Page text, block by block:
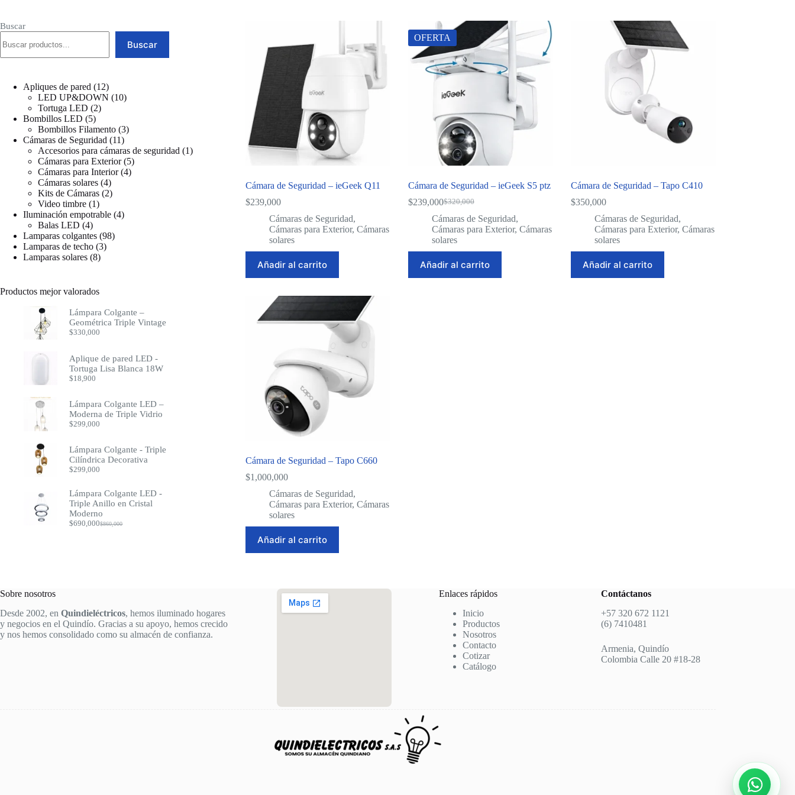
Cámara de Seguridad – ieGeek Q11
$239,000
Cámaras de Seguridad,
Cámaras para Exterior, Cámaras
solares
Añadir al carrito
OFERTA
Cámara de Seguridad – ieGeek S5 ptz
$320,000
Original
price
was:
$320,000.
$239,000Current
price
is:
$239,000.
Cámaras de Seguridad,
Cámaras para Exterior, Cámaras
solares
Añadir al carrito
Cámara de Seguridad – Tapo C410
$350,000
Cámaras de Seguridad,
Cámaras para Exterior, Cámaras
solares
Añadir al carrito
Cámara de Seguridad – Tapo C660
$1,000,000
Cámaras de Seguridad,
Cámaras para Exterior, Cámaras
solares
Añadir al carrito
Buscar
Buscar
Apliques de pared 1212
productos
LED UP&DOWN 1010
Tortuga LED 22
Bombillos LED 55
productos
Bombillos Filamento 33
Cámaras de Seguridad 1111
productos
Accesorios para cámaras de seguridad 11
Cámaras para Exterior 55
productos
Cámaras para Interior 44
Cámaras solares 44
productos
Kits de Cámaras 22
Video timbre 11
producto
Iluminación empotrable 44
Balas LED 44
productos
Lamparas colgantes 9898
Lamparas de techo 33
Lamparas solares 88
Productos mejor valorados
Lámpara Colgante –
Geométrica Triple Vintage
$330,000
Aplique de pared LED -
Tortuga Lisa Blanca 18W
$18,900
Lámpara Colgante LED –
Moderna de Triple Vidrio
$299,000
Lámpara Colgante - Triple
Cilíndrica Decorativa
$299,000
Lámpara Colgante LED -
Triple Anillo en Cristal
Moderno
$860,000
Original
$690,000Current
Sobre nosotros
Desde 2002, en Quindieléctricos, hemos iluminado hogares
y negocios en el Quindío. Gracias a su apoyo, hemos crecido
y nos hemos consolidado como su almacén de confianza.
Enlaces rápidos
Inicio
Productos
Nosotros
Contacto
Cotizar
Catálogo
Contáctanos
+57 320 672 1121
(6) 7410481
Armenia, Quindío
Colombia Calle 20 #18-28